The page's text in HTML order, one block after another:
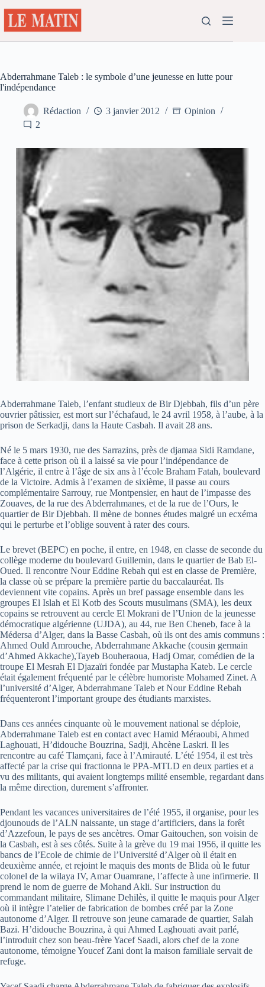
au
contenu
Abderrahmane Taleb : le symbole d’une jeunesse en lutte pour
l'indépendance
Rédaction 3 janvier 2012
Opinion
2
Abderrahmane Taleb, l’enfant studieux de Bir Djebbah, fils d’un père
ouvrier pâtissier, est mort sur l’échafaud, le 24 avril 1958, à l’aube, à la
prison de Serkadji, dans la Haute Casbah. Il avait 28 ans.
Né le 5 mars 1930, rue des Sarrazins, près de djamaa Sidi Ramdane,
face à cette prison où il a laissé sa vie pour l’indépendance de
l’Algérie, il entre à l’âge de six ans à l’école Braham Fatah, boulevard
de la Victoire. Admis à l’examen de sixième, il passe au cours
complémentaire Sarrouy, rue Montpensier, en haut de l’impasse des
Zouaves, de la rue des Abderrahmanes, et de la rue de l’Ours, le
quartier de Bir Djebbah. Il mène de bonnes études malgré un ecxéma
qui le perturbe et l’oblige souvent à rater des cours.
Le brevet (BEPC) en poche, il entre, en 1948, en classe de seconde du
collège moderne du boulevard Guillemin, dans le quartier de Bab El-
Oued. Il rencontre Nour Eddine Rebah qui est en classe de Première,
la classe où se prépare la première partie du baccalauréat. Ils
deviennent vite copains. Après un bref passage ensemble dans les
groupes El Islah et El Kotb des Scouts musulmans (SMA), les deux
copains se retrouvent au cercle El Mokrani de l’Union de la jeunesse
démocratique algérienne (UJDA), au 44, rue Ben Cheneb, face à la
Médersa d’Alger, dans la Basse Casbah, où ils ont des amis communs :
Ahmed Ould Amrouche, Abderrahmane Akkache (cousin germain
d’Ahmed Akkache),Tayeb Bouheraoua, Hadj Omar, comédien de la
troupe El Mesrah El Djazaïri fondée par Mustapha Kateb. Le cercle
était également fréquenté par le célèbre humoriste Mohamed Zinet. A
l’université d’Alger, Abderrahmane Taleb et Nour Eddine Rebah
fréquenteront l’important groupe des étudiants marxistes.
Dans ces années cinquante où le mouvement national se déploie,
Abderrahmane Taleb est en contact avec Hamid Méraoubi, Ahmed
Laghouati, H’didouche Bouzrina, Sadji, Ahcène Laskri. Il les
rencontre au café Tlamçani, face à l’Amirauté. L’été 1954, il est très
affecté par la crise qui fractionna le PPA-MTLD en deux parties et a
vu des militants, qui avaient longtemps milité ensemble, regardant dans
la même direction, durement s’affronter.
Pendant les vacances universitaires de l’été 1955, il organise, pour les
djounouds de l’ALN naissante, un stage d’artificiers, dans la forêt
d’Azzefoun, le pays de ses ancètres. Omar Gaitouchen, son voisin de
la Casbah, est à ses côtés. Suite à la grève du 19 mai 1956, il quitte les
bancs de l’Ecole de chimie de l’Université d’Alger où il était en
deuxième année, et rejoint le maquis des monts de Blida où le futur
colonel de la wilaya IV, Amar Ouamrane, l’affecte à une infirmerie. Il
prend le nom de guerre de Mohand Akli. Sur instruction du
commandant militaire, Slimane Dehilès, il quitte le maquis pour Alger
où il intègre l’atelier de fabrication de bombes créé par la Zone
autonome d’Alger. Il retrouve son jeune camarade de quartier, Salah
Bazi. H’didouche Bouzrina, à qui Ahmed Laghouati avait parlé,
l’introduit chez son beau-frère Yacef Saadi, alors chef de la zone
autonome, témoigne Youcef Zani dont la maison familiale servait de
refuge.